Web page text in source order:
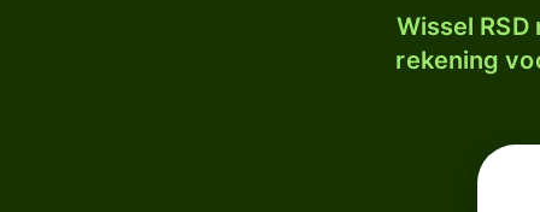
Wissel
rekening